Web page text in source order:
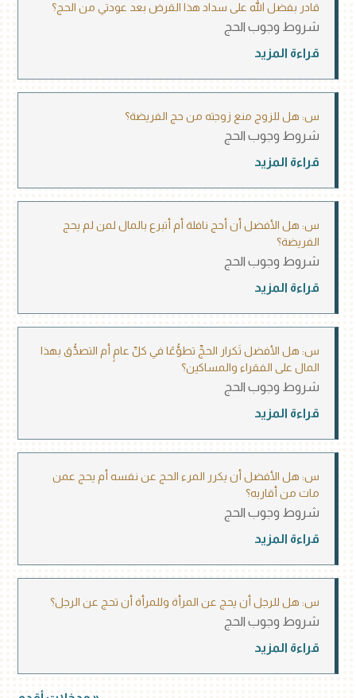
قادر بفضل الله على سداد هذا القرض بعد عودتي من الحج؟
شروط وجوب الحج
قراءة المزيد
س: هل للزوج منع زوجته من حج الفريضة؟
شروط وجوب الحج
قراءة المزيد
س: هل الأفضل أن أحج نافلة أم أتبرع بالمال لمن لم يحج
الفريضة؟
شروط وجوب الحج
قراءة المزيد
س: هل الأفضل تَكرار الحجِّ تطوُّعًا في كلِّ عامٍ أم التصدُّق بهذا
المال على الفقراء والمساكين؟
شروط وجوب الحج
قراءة المزيد
س: هل الأفضل أن يكرر المرء الحج عن نفسه أم يحج عمن
مات من أقاربه؟
شروط وجوب الحج
قراءة المزيد
س: هل للرجل أن يحج عن المرأة وللمرأة أن تحج عن الرجل؟
شروط وجوب الحج
قراءة المزيد